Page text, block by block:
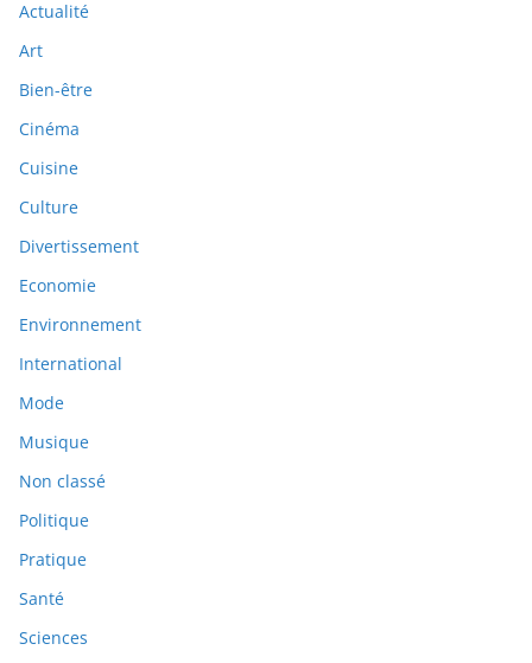
Actualité
Art
Bien-être
Cinéma
Cuisine
Culture
Divertissement
Economie
Environnement
International
Mode
Musique
Non classé
Politique
Pratique
Santé
Sciences